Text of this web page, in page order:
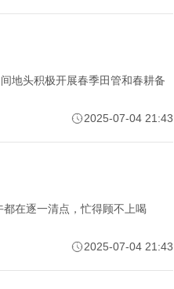
地头积极开展春季田管和春耕备
2025-07-04 21:43
在逐一清点，忙得顾不上喝
2025-07-04 21:43